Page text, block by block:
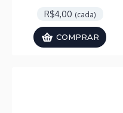
R$4,00 (cada)
COMPRAR